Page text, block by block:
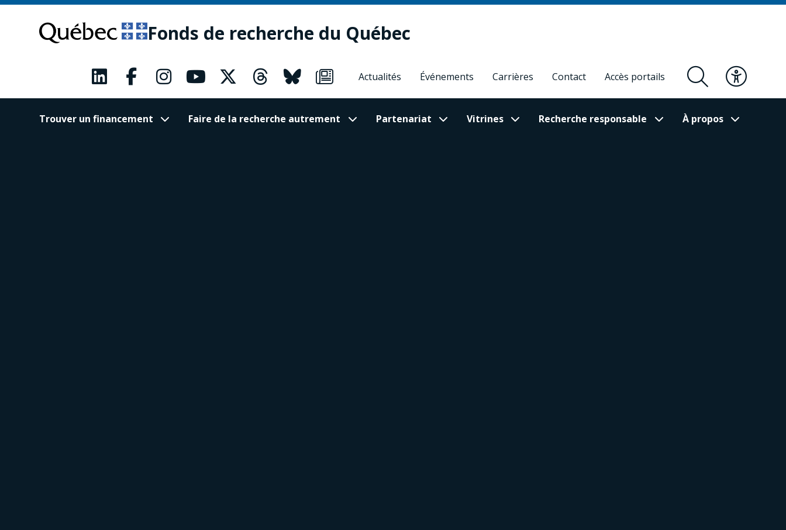
contenu
Fonds de recherche du Québec
Actualités Événements Carrières Contact Accès portails
Trouver un financement Faire de la recherche autrement Partenariat Vitrines Recherche responsable À propos